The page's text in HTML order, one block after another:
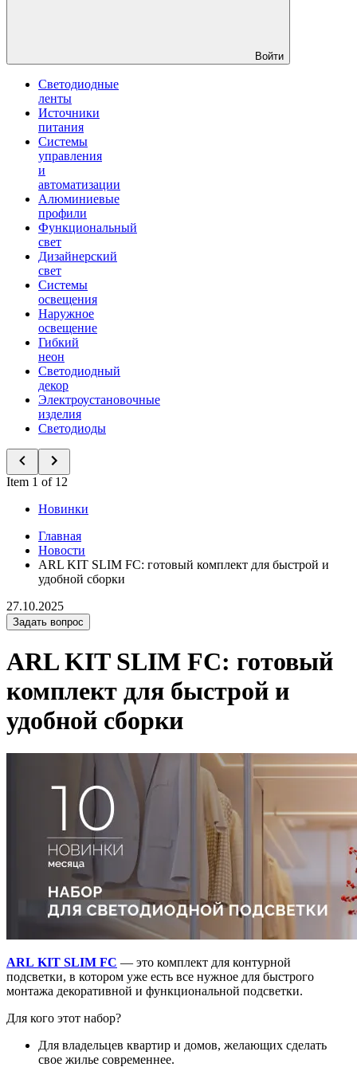
Войти
Светодиодные
ленты
Источники
питания
Системы
управления
и
автоматизации
Алюминиевые
профили
Функциональный
свет
Дизайнерский
свет
Системы
освещения
Наружное
освещение
Гибкий
неон
Светодиодный
декор
Электроустановочные
изделия
Светодиоды
Item 1 of 12
Новинки
Главная
Новости
ARL KIT SLIM FC: готовый комплект для быстрой и
удобной сборки
27.10.2025
Задать вопрос
ARL KIT SLIM FC: готовый
комплект для быстрой и
удобной сборки
ARL KIT SLIM FC — это комплект для контурной
подсветки, в котором уже есть все нужное для быстрого
монтажа декоративной и функциональной подсветки.
Для кого этот набор?
Для владельцев квартир и домов, желающих сделать
свое жилье современнее.